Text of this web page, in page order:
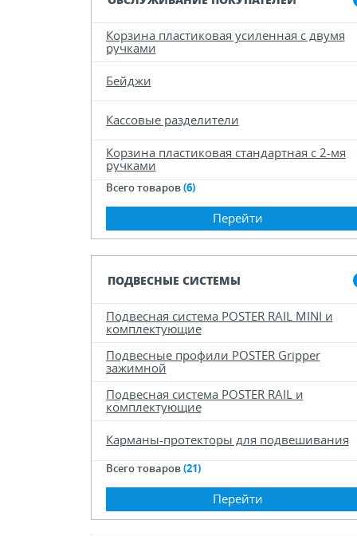
Корзина пластиковая усиленная c двумя
ручками
Бейджи
Кассовые разделители
Корзина пластиковая стандартная с 2-мя
ручками
Всего товаров(6)
Перейти
ПОДВЕСНЫЕ СИСТЕМЫ
Подвесная система POSTER RAIL MINI и
комплектующие
Подвесные профили POSTER Gripper
зажимной
Подвесная система POSTER RAIL и
комплектующие
Карманы-протекторы для подвешивания
Всего товаров(21)
Перейти